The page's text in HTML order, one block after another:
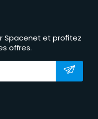
Spacenet et profitez
offres.